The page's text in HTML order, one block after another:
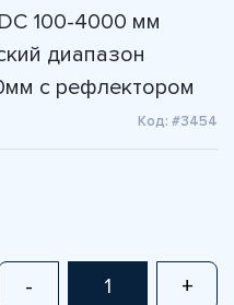
100-4000 мм
диапазон
с рефлектором
Код: #3454
- +